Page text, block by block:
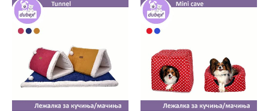
Whiskas Pure Delight Влажна храна за Возрасни мачки со Парчиња Пилешко и Лосос во желе [СЕТ 32x Кесичка 4x85гр]
0out of 5
5.408ден
4.326ден
0out of 5
5.408 ден
4.326ден